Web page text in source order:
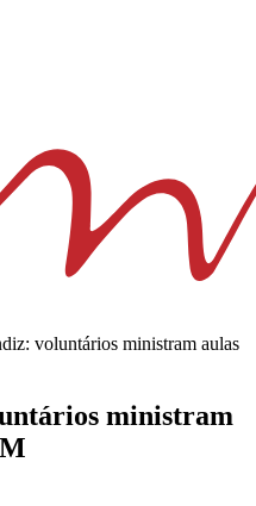
voluntários ministram aulas
ministram